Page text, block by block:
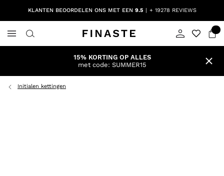
KLANTEN BEOORDELEN ONS MET EEN 9.5 + 19278 REVIEWS
15% KORTING OP ALLES
met code: SUMMER15
Initialen kettingen